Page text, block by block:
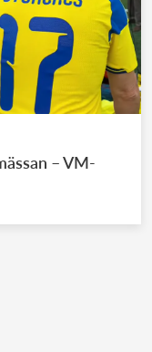
– VM-